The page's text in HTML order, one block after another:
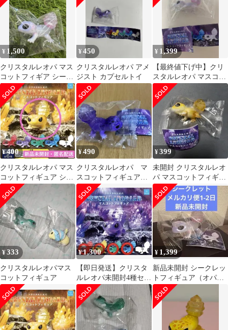
¥ 1,500
クリスタルレオパ マス
コットフィギア シーク
レット(オパール)
¥450
クリスタルレオパ アメ
ジスト カプセルトイ
¥ 1,399
【最終値下げ中】クリ
スタルレオパ マスコッ
トフィギュア シークレ
ット(オパール)
¥400
クリスタルレオパ マス
コットフィギュア シト
リン
¥490
クリスタルレオパ マ
スコットフィギュア
アメジスト
¥399
未開封 クリスタルレオ
パ マスコットフィギュ
ア イエロー
¥333
クリスタルレオパマス
コットフィギュア
¥1,300
【即日発送】クリスタ
ルレオパ未開封4種セッ
ト
¥ 1,399
新品未開封 シークレッ
トフィギュア（オパー
ル） クリスタルレオパ
マスコット